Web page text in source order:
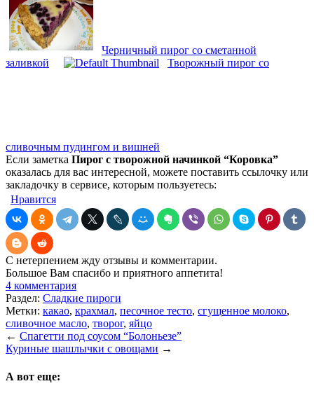
Черничный пирог со сметанной
заливкой
Творожный пирог со
сливочным пудингом и вишней
Если заметка Пирог с творожной начинкой “Коровка”
оказалась для вас интересной, можете поставить ссылочку или
закладочку в сервисе, которым пользуетесь:
Нравится
С нетерпением жду отзывы и комментарии.
Большое Вам спасибо и приятного аппетита!
4 комментария
Раздел: Сладкие пироги
Метки: какао, крахмал, песочное тесто, сгущенное молоко,
сливочное масло, творог, яйцо
← Спагетти под соусом “Болоньезе”
Куриные шашлычки с овощами →
А вот еще: